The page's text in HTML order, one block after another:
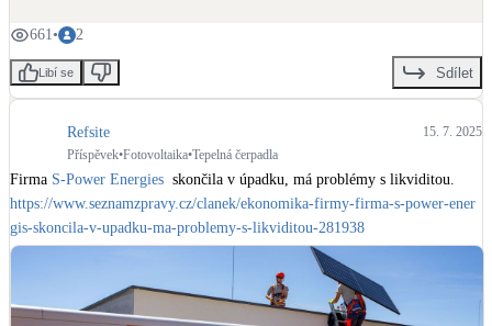
661• 2
Libí se Sdílet
Refsite
15. 7. 2025
Příspěvek•Fotovoltaika•Tepelná čerpadla
Firma S-Power Energies
https://www.seznamzpravy.cz/clanek/ekonomika-firmy-firma-s-power-ener
gis-skoncila-v-upadku-ma-problemy-s-likviditou-281938